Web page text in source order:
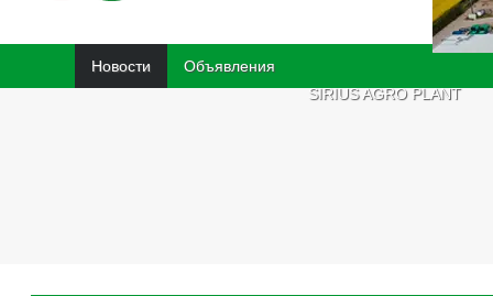
Новости
Объявления
SIRIUS AGRO PLANT